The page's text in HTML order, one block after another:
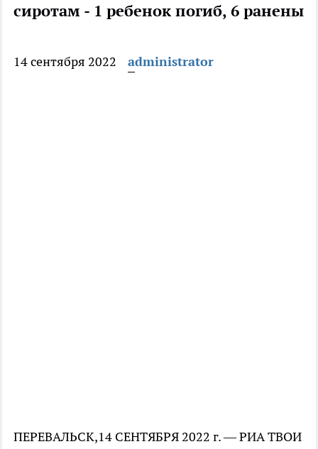
сиротам - 1 ребенок погиб, 6 ранены
14 сентября 2022 administrator
ПЕРЕВАЛЬСК,14 СЕНТЯБРЯ 2022 г. — РИА ТВОИ